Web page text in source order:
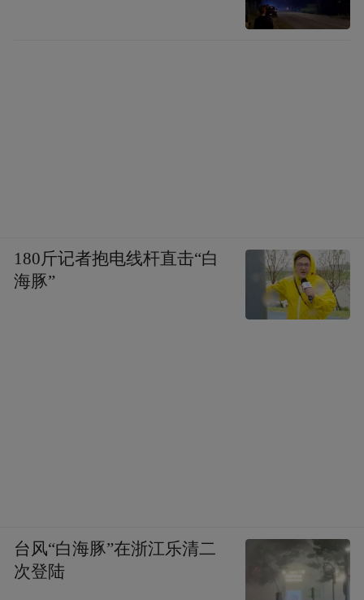
180斤记者抱电线杆直击“白
海豚”
台风“白海豚”在浙江乐清二
次登陆